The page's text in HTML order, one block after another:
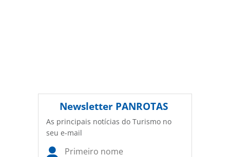
Newsletter PANROTAS
As principais notícias do Turismo no
seu e-mail